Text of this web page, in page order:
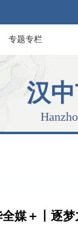
专题专栏
汉
全媒＋丨逐